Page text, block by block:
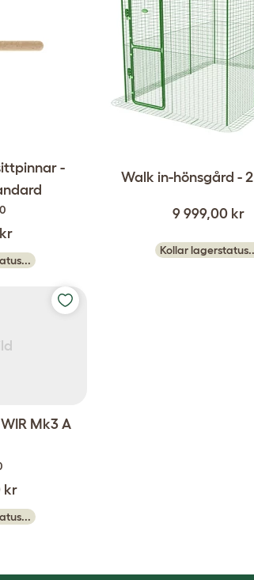
-
Walk in-hönsgård -
9 999,00 kr
Kollar
Mk3 A
kr